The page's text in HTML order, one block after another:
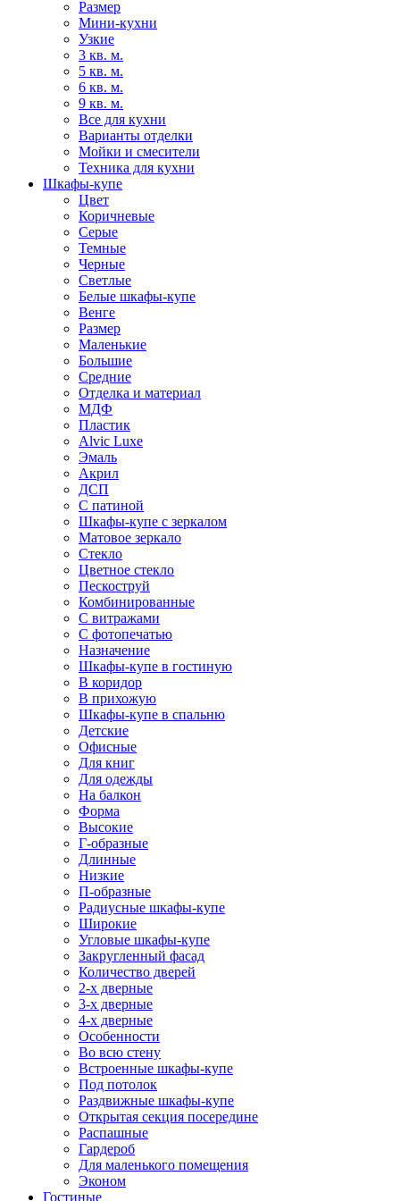
Размер
Мини-кухни
Узкие
3 кв. м.
5 кв. м.
6 кв. м.
9 кв. м.
Все для кухни
Варианты отделки
Мойки и смесители
Техника для кухни
Шкафы-купе
Цвет
Коричневые
Серые
Темные
Черные
Светлые
Белые шкафы-купе
Венге
Размер
Маленькие
Большие
Средние
Отделка и материал
МДФ
Пластик
Alvic Luxe
Эмаль
Акрил
ДСП
С патиной
Шкафы-купе с зеркалом
Матовое зеркало
Стекло
Цветное стекло
Пескоструй
Комбинированные
С витражами
С фотопечатью
Назначение
Шкафы-купе в гостиную
В коридор
В прихожую
Шкафы-купе в спальню
Детские
Офисные
Для книг
Для одежды
На балкон
Форма
Высокие
Г-образные
Длинные
Низкие
П-образные
Радиусные шкафы-купе
Широкие
Угловые шкафы-купе
Закругленный фасад
Количество дверей
2-х дверные
3-х дверные
4-х дверные
Особенности
Во всю стену
Встроенные шкафы-купе
Под потолок
Раздвижные шкафы-купе
Открытая секция посередине
Распашные
Гардероб
Для маленького помещения
Эконом
Гостиные